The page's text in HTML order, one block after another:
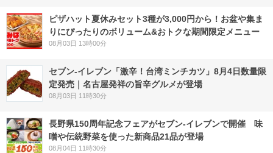
ピザハット夏休みセット3種が3,000円から！お盆や集ま
りにぴったりのボリューム&おトクな期間限定メニュー
08月03日 13時00分
セブン-イレブン「激辛！台湾ミンチカツ」8月4日数量限
定発売｜名古屋発祥の旨辛グルメが登場
08月03日 11時30分
長野県150周年記念フェアがセブン-イレブンで開催 味
噌や伝統野菜を使った新商品21品が登場
08月04日 11時30分